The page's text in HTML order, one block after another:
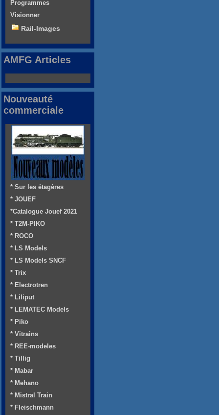
Programmes
Visionner
Rail-Images
AMFG Articles
Nouveauté
commerciale
* Sur les étagères
* JOUEF
*Catalogue Jouef 2021
* T2M-PIKO
* ROCO
* LS Models
* LS Models SNCF
* Trix
* Electrotren
* Liliput
* LEMATEC Models
* Piko
* Vitrains
* REE-modeles
* Tillig
* Mabar
* Mehano
* Mistral Train
* Fleischmann